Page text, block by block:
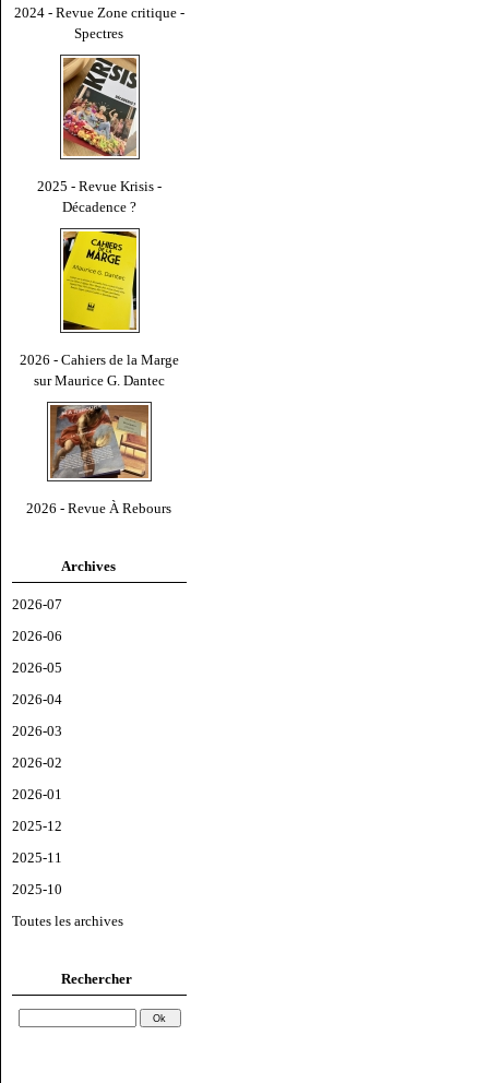
2024 - Revue Zone critique -
Spectres
2025 - Revue Krisis -
Décadence ?
2026 - Cahiers de la Marge
sur Maurice G. Dantec
2026 - Revue À Rebours
Archives
2026-07
2026-06
2026-05
2026-04
2026-03
2026-02
2026-01
2025-12
2025-11
2025-10
Toutes les archives
Rechercher